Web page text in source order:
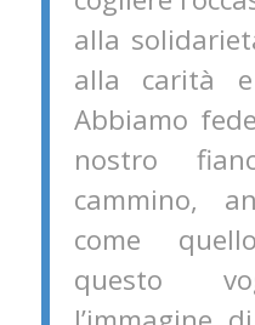
alla
alla carità
Abbiamo
nostro
cammino,
come
questo